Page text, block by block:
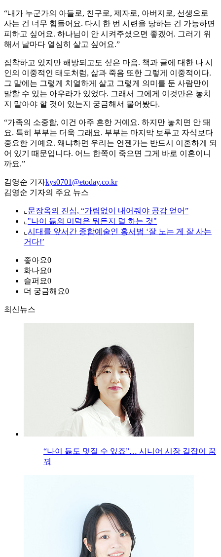
“내가 누군가의 아들로, 친구로, 제자로, 아버지로, 선생으로
사는 건 너무 힘들어요. 다시 한 번 시련을 당하는 건 가능하면
피하고 싶어요. 하나님이 안 시켜주셨으면 좋겠어. 그러기 위
해서 날마다 열심히 살고 싶어요.”
집착하고 있지만 해방되고도 싶은 마음. 책과 글에 대한 나 시
인의 이중적인 태도처럼, 삶과 죽음 또한 그렇게 이중적이다.
그 말에는 그렇게 치열하게 살고 그렇게 의미를 둔 사람만이
말할 수 있는 아우라가 있었다. 그래서 그에게 이것만은 놓치
지 말아야 할 것이 있는지 궁금해서 물어봤다.
“가족의 소중함, 이건 아주 흔한 거예요. 하지만 놓치면 안 돼
요. 특히 부부는 더욱 그래요. 부부는 마지막 보루고 자식보다
중요한 거예요. 왜냐하면 우리는 언젠가는 반드시 이혼하게 되
어 있기 때문입니다. 어느 한쪽이 죽으면 그게 바로 이혼이니
까요.”
김영순 기자kys0701@etoday.co.kr
김영순 기자의 주요 뉴스
⌞ 문장옥의 진심, “가림없이 내어줘야 공감 얻어”
⌞ "나이 듦의 미덕은 뭐든지 덜 하는 것"
⌞ 시대를 앞서간 종합예술인 홍서범 ‘잘 노는 게 잘 사는
거다!’
좋아요0
화나요0
슬퍼요0
더 궁금해요0
최신뉴스
“나이 듦도 멋질 수 있죠”… 시니어 시장 길잡이 꿈
꿔